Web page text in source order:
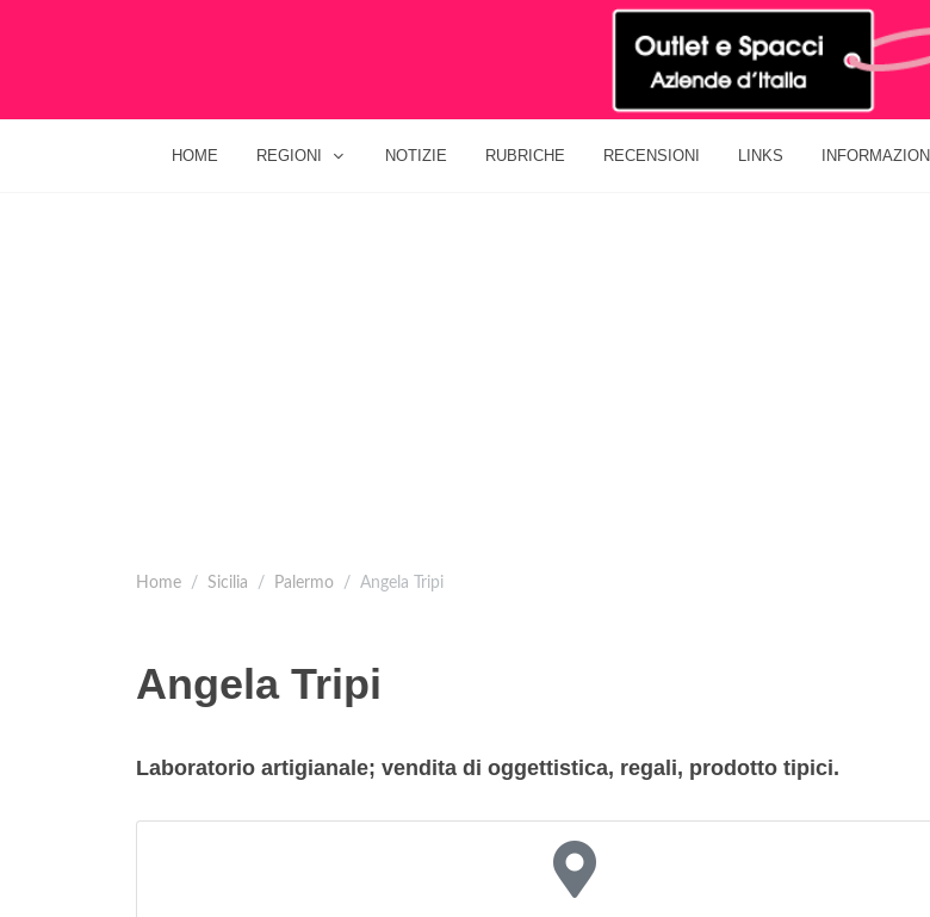
HOME REGIONI NOTIZIE RUBRICHE RECENSIONI LINKS INFORMAZIONI
Home Sicilia Palermo Angela Tripi
Angela Tripi
Laboratorio artigianale; vendita di oggettistica, regali, prodotto tipici.